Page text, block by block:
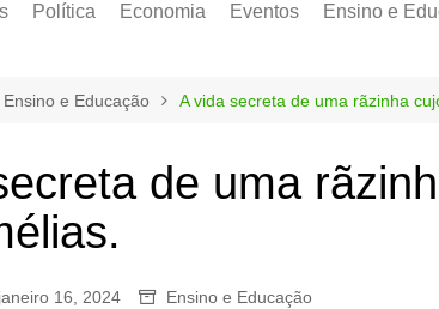
Política Economia Eventos Ensino e
Ensino e Educação A vida secreta de uma rãzinha
de uma
janeiro 16, 2024 Ensino e Educação